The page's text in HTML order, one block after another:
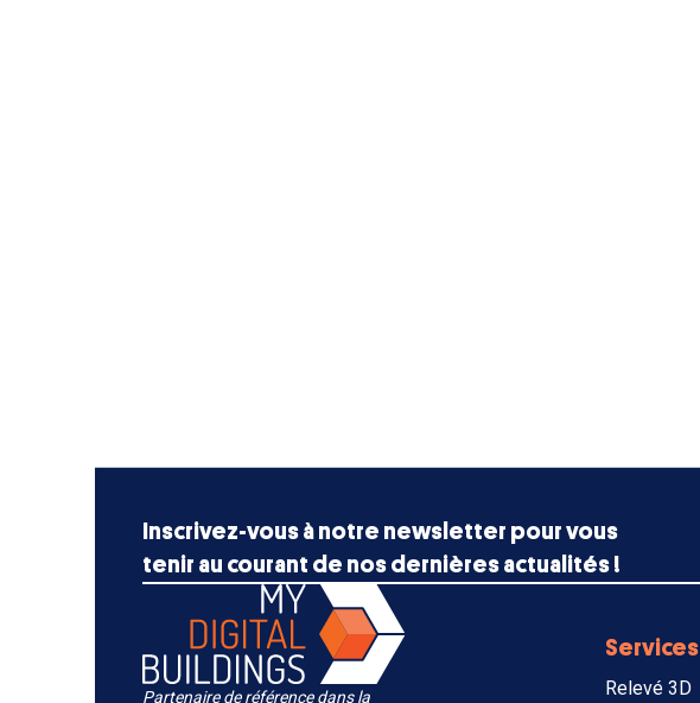
Inscrivez-vous à notre newsletter pour vous
tenir au courant de nos dernières actualités !
Partenaire de référence dans la
Services
Relevé 3D